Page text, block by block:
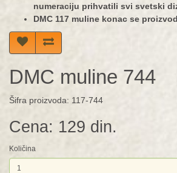
numeraciju prihvatili svi svetski
DMC 117 muline konac se
DMC muline 744
Šifra proizvoda: 117-744
Cena: 129 din.
Količina